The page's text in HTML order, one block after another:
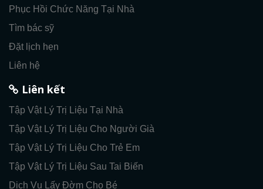
Phục Hồi Chức Năng Tại Nhà
Tìm bác sỹ
Đặt lịch hẹn
Liên hệ
Liên kết
Tập Vật Lý Trị Liệu Tại Nhà
Tập Vật Lý Trị Liệu Cho Người Già
Tập Vật Lý Trị Liệu Cho Trẻ Em
Tập Vật Lý Trị Liệu Sau Tai Biến
Dịch Vụ Lấy Đờm Cho Bé